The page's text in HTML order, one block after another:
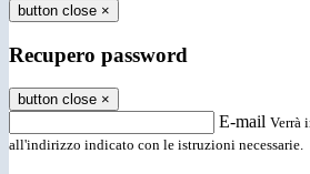
button close ×
Recupero password
button close ×
E-mail Verrà
all'indirizzo indicato con le istruzioni necessarie.